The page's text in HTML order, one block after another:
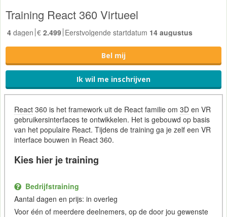
SKILLS ALCHEMIST
Training React 360 Virtueel
4 dagen € 2.499 Eerstvolgende startdatum 14 augustus
Bel mij
Ik wil me inschrijven
React360 is het framework uit de React familie om 3Den VR
gebruikersinterfaces te ontwikkelen. Het is gebouwd op basis
van het populaire React. Tijdens de training ga je zelf een VR
interface bouwen in React 360.
Kies hier je training
Bedrijfstraining
Aantal dagen en prijs: in overleg
Voor één of meerdere deelnemers, op de door jou gewenste